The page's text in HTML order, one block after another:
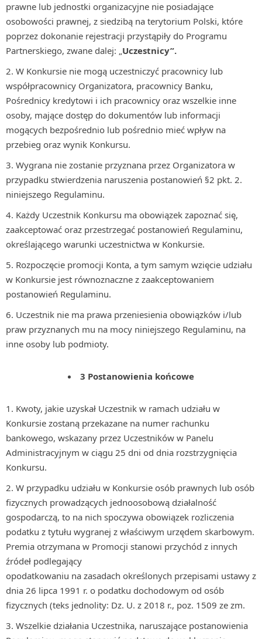
prawne lub jednostki organizacyjne nie posiadające
osobowości prawnej, z siedzibą na terytorium Polski, które
poprzez dokonanie rejestracji przystąpiły do Programu
Partnerskiego, zwane dalej: „Uczestnicy”.
W Konkursie nie mogą uczestniczyć pracownicy lub
współpracownicy Organizatora, pracownicy Banku,
Pośrednicy kredytowi i ich pracownicy oraz wszelkie inne
osoby, mające dostęp do dokumentów lub informacji
mogących bezpośrednio lub pośrednio mieć wpływ na
przebieg oraz wynik Konkursu.
Wygrana nie zostanie przyznana przez Organizatora w
przypadku stwierdzenia naruszenia postanowień §2 pkt. 2.
niniejszego Regulaminu.
Każdy Uczestnik Konkursu ma obowiązek zapoznać się,
zaakceptować oraz przestrzegać postanowień Regulaminu,
określającego warunki uczestnictwa w Konkursie.
Rozpoczęcie promocji Konta, a tym samym wzięcie udziału
w Konkursie jest równoznaczne z zaakceptowaniem
postanowień Regulaminu.
Uczestnik nie ma prawa przeniesienia obowiązków i/lub
praw przyznanych mu na mocy niniejszego Regulaminu, na
inne osoby lub podmioty.
3 Postanowienia końcowe
Kwoty, jakie uzyskał Uczestnik w ramach udziału w
Konkursie zostaną przekazane na numer rachunku
bankowego, wskazany przez Uczestników w Panelu
Administracyjnym w ciągu 25 dni od dnia rozstrzygnięcia
Konkursu.
W przypadku udziału w Konkursie osób prawnych lub osób
fizycznych prowadzących jednoosobową działalność
gospodarczą, to na nich spoczywa obowiązek rozliczenia
podatku z tytułu wygranej z właściwym urzędem skarbowym.
Premia otrzymana w Promocji stanowi przychód z innych
źródeł podlegający
opodatkowaniu na zasadach określonych przepisami ustawy z
dnia 26 lipca 1991 r. o podatku dochodowym od osób
fizycznych (teks jednolity: Dz. U. z 2018 r., poz. 1509 ze zm.
Wszelkie działania Uczestnika, naruszające postanowienia